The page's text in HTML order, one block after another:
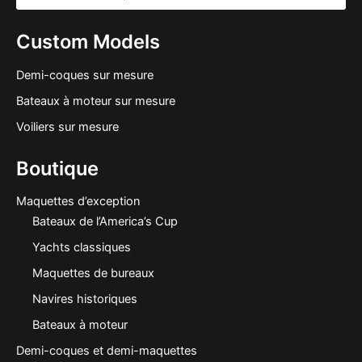
Custom Models
Demi-coques sur mesure
Bateaux à moteur sur mesure
Voiliers sur mesure
Boutique
Maquettes d’exception
Bateaux de l’America’s Cup
Yachts classiques
Maquettes de bureaux
Navires historiques
Bateaux à moteur
Demi-coques et demi-maquettes